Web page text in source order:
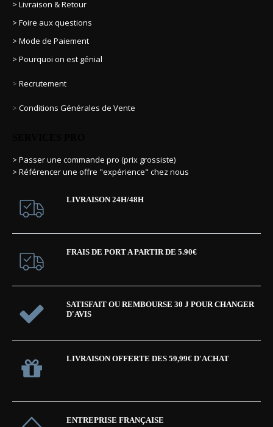
> Livraison & Retour
> Foire aux questions
> Mode de Paiement
> Pourquoi on est génial
> Recrutement
> Conditions Générales de Vente
> Passer une commande pro (prix grossiste)
> Référencer une offre "expérience" chez nous
LIVRAISON 24H/48H
FRAIS DE PORT A PARTIR DE 5.90€
SATISFAIT OU REMBOURSE 30 J POUR CHANGER
D'AVIS
LIVRAISON OFFERTE DES 59,99€ D'ACHAT
ENTREPRISE FRANÇAISE